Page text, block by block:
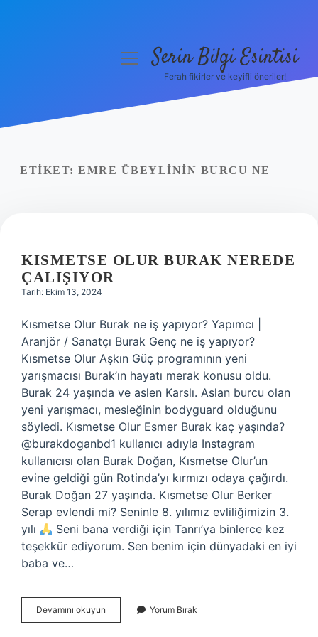
Yasal Uyarı
menüyüSerin Bilgi Esintisi
Ferah fikirler ve keyifli öneriler!
ETIKET: EMRE ÜBEYLININ BURCU NE
KISMETSE OLUR BURAK NEREDE
ÇALIŞIYOR
Tarih: Ekim 13, 2024
Kısmetse Olur Burak ne iş yapıyor? Yapımcı |
Aranjör / Sanatçı Burak Genç ne iş yapıyor?
Kısmetse Olur Aşkın Güç programının yeni
yarışmacısı Burak’ın hayatı merak konusu oldu.
Burak 24 yaşında ve aslen Karslı. Aslan burcu olan
yeni yarışmacı, mesleğinin bodyguard olduğunu
söyledi. Kısmetse Olur Esmer Burak kaç yaşında?
@burakdoganbd1 kullanıcı adıyla Instagram
kullanıcısı olan Burak Doğan, Kısmetse Olur’un
evine geldiği gün Rotinda’yı kırmızı odaya çağırdı.
Burak Doğan 27 yaşında. Kısmetse Olur Berker
Serap evlendi mi? Seninle 8. yılımız evliliğimizin 3.
yılı
Seni bana verdiği için Tanrı’ya binlerce kez
teşekkür ediyorum. Sen benim için dünyadaki en iyi
baba ve…
Devamını okuyun Kısmetse
Olur
Yorum Bırak